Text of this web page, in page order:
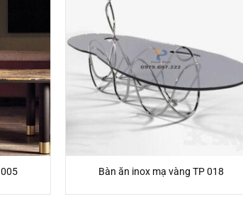
Bàn ăn inox mạ vàng TP 018